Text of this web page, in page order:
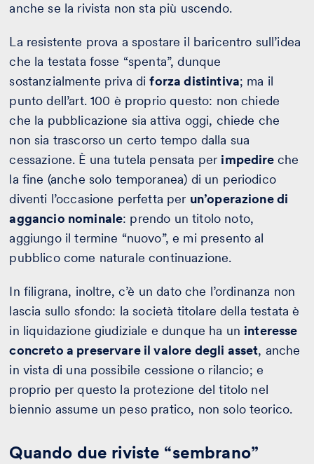
anche se la rivista non sta più uscendo.
La resistente prova a spostare il baricentro sull’idea
che la testata fosse “spenta”, dunque
sostanzialmente priva diforza distintiva; ma il
punto dell’art. 100 è proprio questo: non chiede
che la pubblicazione sia attiva oggi, chiede che
non sia trascorso un certo tempo dalla sua
cessazione. È una tutela pensata per impedire che
la fine (anche solo temporanea) di un periodico
diventi l’occasione perfetta per un’operazione di
aggancio nominale: prendo un titolo noto,
aggiungo il termine “nuovo”, e mi presento al
pubblico come naturale continuazione.
In filigrana, inoltre, c’è un dato che l’ordinanza non
lascia sullo sfondo: la società titolare della testata è
in liquidazione giudiziale e dunque ha un interesse
concreto a preservare il valore degli asset, anche
in vista di una possibile cessione o rilancio; e
proprio per questo la protezione del titolo nel
biennio assume un peso pratico, non solo teorico.
Quando due riviste “sembrano”